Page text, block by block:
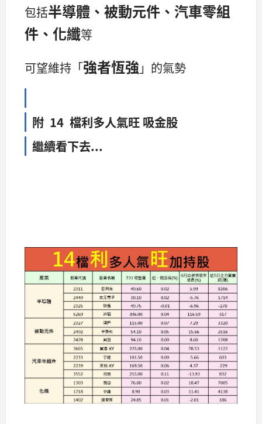
包括半導體、被動元件、汽車零組
件、化纖等
可望維持「強者恆強 」的氣勢
附 14 檔利多人氣旺 吸金股
繼續看下去...